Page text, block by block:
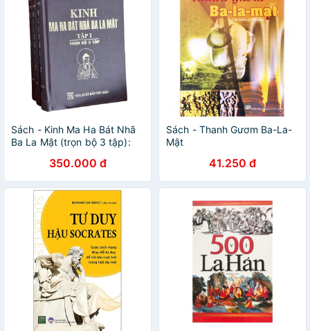
Sách - Kinh Ma Ha Bát Nhã
Ba La Mật (trọn bộ 3 tập):
Phật giáo Đại Thừa
350.000 đ
Sách - Thanh Gươm Ba-La-
Mật
41.250 đ